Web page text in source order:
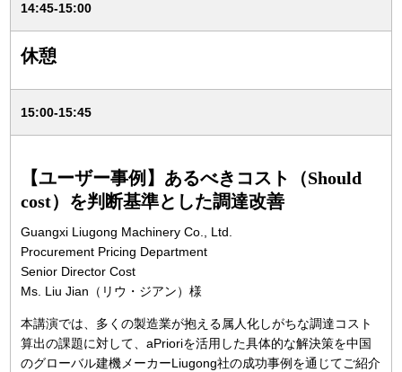
14:45-15:00
休憩
15:00-15:45
【ユーザー事例】あるべきコスト（Should
cost）を判断基準とした調達改善
Guangxi Liugong Machinery Co., Ltd.
Procurement Pricing Department
Senior Director Cost
Ms. Liu Jian（リウ・ジアン）様
本講演では、多くの製造業が抱える属人化しがちな調達コスト
算出の課題に対して、aPrioriを活用した具体的な解決策を中国
のグローバル建機メーカーLiugong社の成功事例を通じてご紹介